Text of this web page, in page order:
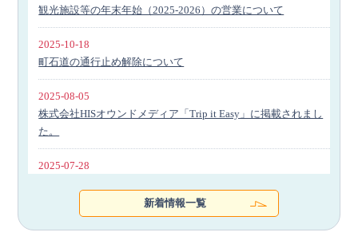
観光施設等の年末年始（2025-2026）の営業について
2025-10-18
町石道の通行止め解除について
2025-08-05
株式会社HISオウンドメディア「Trip it Easy」に掲載されまし
た。
2025-07-28
2025-04-17
新着情報一覧